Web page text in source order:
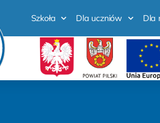
Szkoła Dla uczniów Dla